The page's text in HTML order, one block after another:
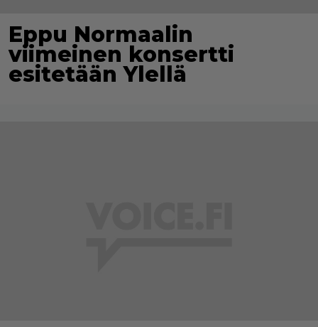
Eppu Normaalin
viimeinen konsertti
esitetään Ylellä